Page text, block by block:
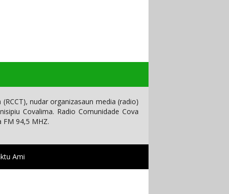
nudar organizasaun media (radio)
Covalima. Radio Comunidade Cova
94,5 MHZ.
Ami